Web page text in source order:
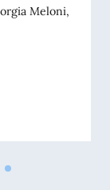
Meloni,
per la